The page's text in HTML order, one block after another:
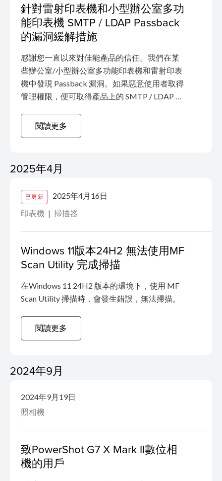
針對雷射印表機和小型辦公室多功
能印表機 SMTP / LDAP Passback
的漏洞緩解措施
感謝您一直以來對佳能產品的信任。我們在某
些辦公室/小型辦公室多功能印表機和雷射印表
機中發現 Passback 漏洞。如果惡意使用者取得
管理權限，便可取得產品上的 SMTP / LDAP 連
閱讀更多
2025年4月
已更新
2025年4月16日
印表機
掃描器
Windows 11版本24H2 無法使用MF
Scan Utility 完成掃描
在Windows 11 24H2 版本的環境下，使用 MF
Scan Utility 掃描時，會發生錯誤，無法掃描。
閱讀更多
2024年9月
2024年9月19日
照相機
致PowerShot G7 X Mark II數位相
機的用戶